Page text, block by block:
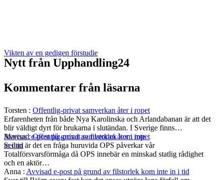
Vikten av en gedigen förstudie
Avvisad e-post på grund av filstorlek kom inte
in i tid
Nytt från Upphandling24
Kommentarer från läsarna
Torsten : Offentlig-privat samverkan åter i ropet
Erfarenheten från både Nya Karolinska och Arlandabanan är att det
blir väldigt dyrt för brukarna i slutändan. I Sverige finns…
Marcus:Offentlig-privat samverkan åter i ropet
Sedan är det en fråga huruvida OPS påverkar vår
Totalförsvarsförmåga då OPS innebär en minskad statlig rådighet
och en aktör…
Anna : Avvisad e-post på grund av filstorlek kom inte in i tid